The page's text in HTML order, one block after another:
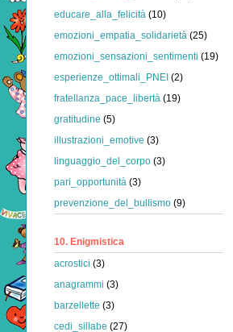
educare_alla_felicità (10)
emozioni_empatia_solidarietà (25)
emozioni_sensazioni_sentimenti (19)
esperienze_ottimali_PNEI (2)
fratellanza_pace_libertà (19)
gratitudine (5)
illustrazioni_emotive (3)
linguaggio_del_corpo (3)
pari_opportunità (3)
prevenzione_del_bullismo (9)
10. Enigmistica
acrostici (3)
anagrammi (3)
barzellette (3)
cedi_sillabe (27)